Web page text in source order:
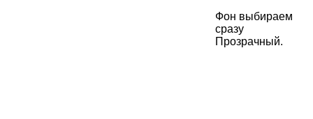
Фон выбираем
сразу
Прозрачный.